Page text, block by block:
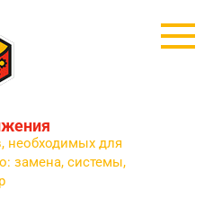
необходимых для
замена, системы,